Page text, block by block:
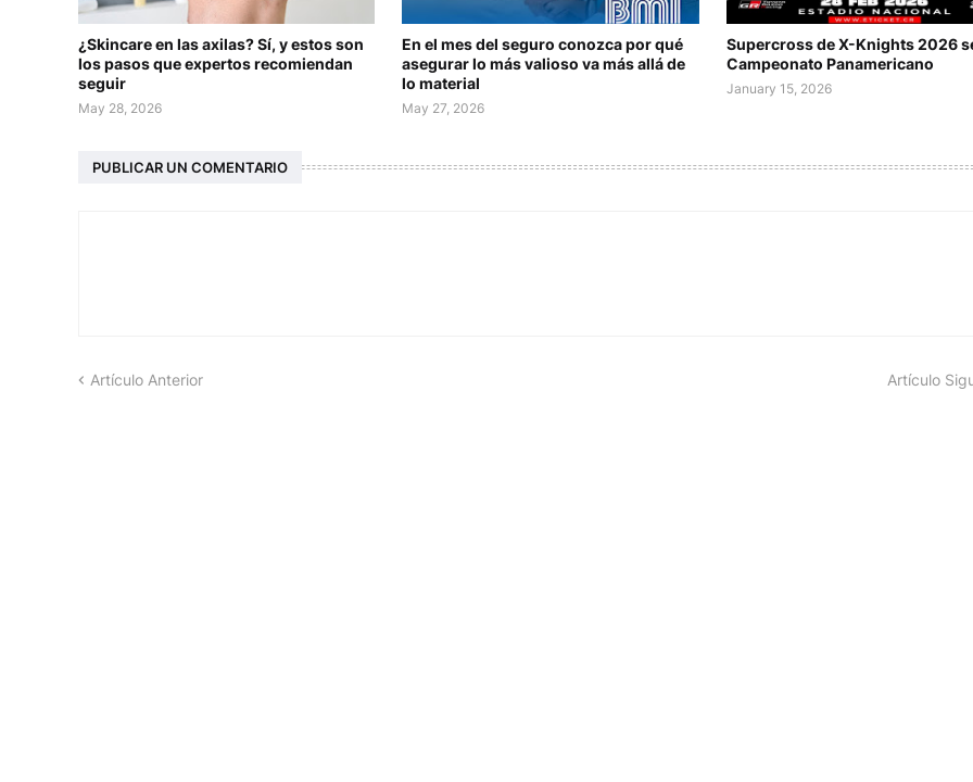
¿Skincare en las axilas? Sí, y estos son
los pasos que expertos recomiendan
seguir
May 28, 2026
En el mes del seguro conozca por qué
asegurar lo más valioso va más allá de
lo material
May 27, 2026
Supercross de X-Knights 2026
Campeonato Panamericano
January 15, 2026
PUBLICAR UN COMENTARIO
Artículo Anterior Artículo